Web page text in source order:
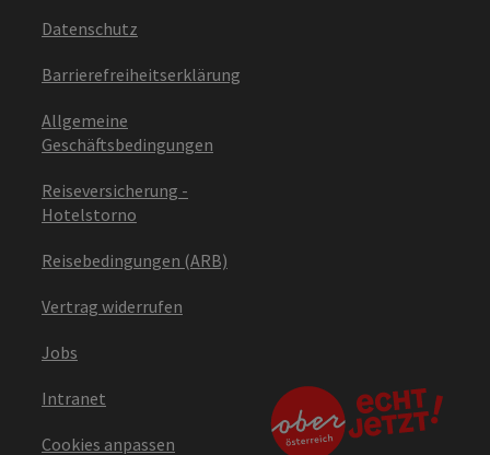
Datenschutz
Barrierefreiheitserklärung
Allgemeine
Geschäftsbedingungen
Reiseversicherung -
Hotelstorno
Reisebedingungen (ARB)
Vertrag widerrufen
Jobs
Intranet
Cookies anpassen